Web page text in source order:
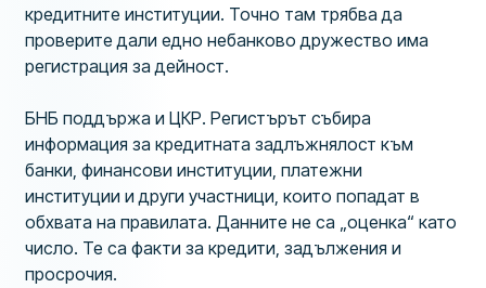
кредитните институции. Точно там трябва да
проверите дали едно небанково дружество има
регистрация за дейност.
БНБ поддържа и ЦКР. Регистърът събира
информация за кредитната задлъжнялост към
банки, финансови институции, платежни
институции и други участници, които попадат в
обхвата на правилата. Данните не са „оценка“ като
число. Те са факти за кредити, задължения и
просрочия.